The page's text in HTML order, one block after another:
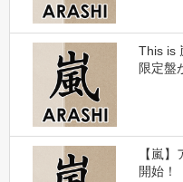
This is
限定盤
【嵐
開始！